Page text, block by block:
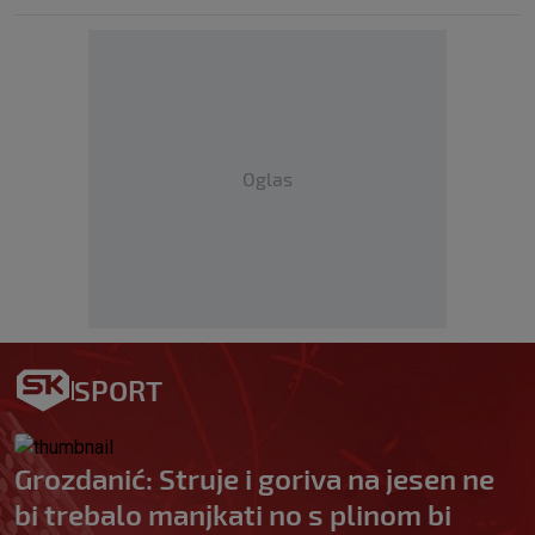
Oglas
SPORT
Grozdanić: Struje i goriva na jesen ne
bi trebalo manjkati no s plinom bi